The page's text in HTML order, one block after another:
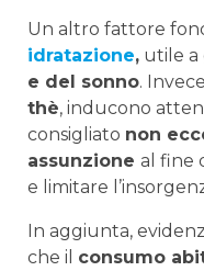
Un altro fattore
idratazione, utile a
e del sonno.
thè, inducono
consigliato non
assunzione al fine
e limitare
In aggiunta,
che il consumo